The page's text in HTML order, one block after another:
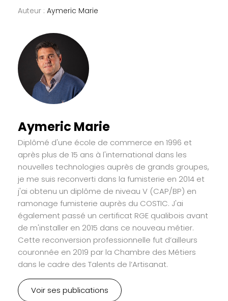
Auteur : Aymeric Marie
Aymeric Marie
Diplômé d'une école de commerce en 1996 et
après plus de 15 ans à l'international dans les
nouvelles technologies auprès de grands groupes,
je me suis reconverti dans la fumisterie en 2014 et
j'ai obtenu un diplôme de niveau V (CAP/BP) en
ramonage fumisterie auprès du COSTIC. J'ai
également passé un certificat RGE qualibois avant
de m'installer en 2015 dans ce nouveau métier.
Cette reconversion professionnelle fut d’ailleurs
couronnée en 2019 par la Chambre des Métiers
dans le cadre des Talents de l’Artisanat.
Voir ses publications